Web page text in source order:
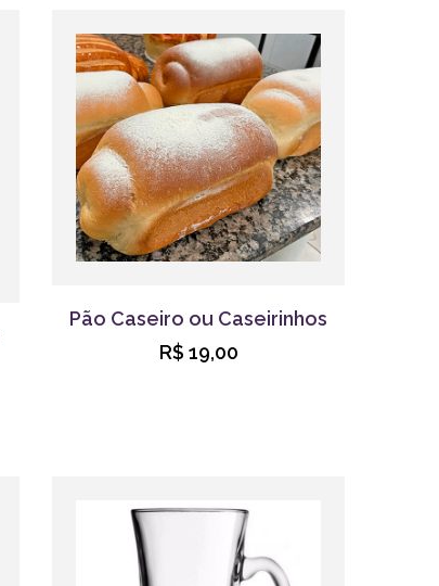
Pão Caseiro ou Caseirinhos
R$ 19,00